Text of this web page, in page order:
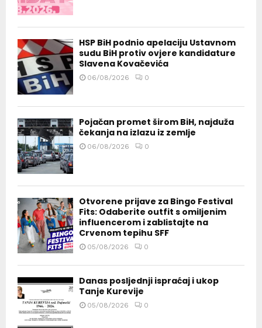
HSP BiH podnio apelaciju Ustavnom
sudu BiH protiv ovjere kandidature
Slavena Kovačevića
06/08/2026 0
Pojačan promet širom BiH, najduža
čekanja na izlazu iz zemlje
06/08/2026 0
Otvorene prijave za Bingo Festival
Fits: Odaberite outfit s omiljenim
influencerom i zablistajte na
Crvenom tepihu SFF
05/08/2026 0
Danas posljednji ispraćaj i ukop
Tanje Kurevije
05/08/2026 0